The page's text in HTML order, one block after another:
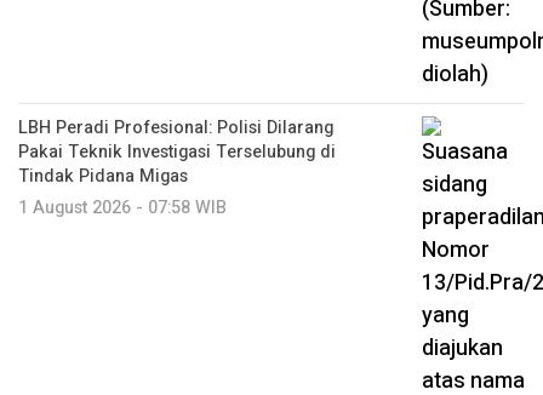
LBH Peradi Profesional: Polisi Dilarang
Pakai Teknik Investigasi Terselubung di
Tindak Pidana Migas
1 August 2026 - 07:58 WIB